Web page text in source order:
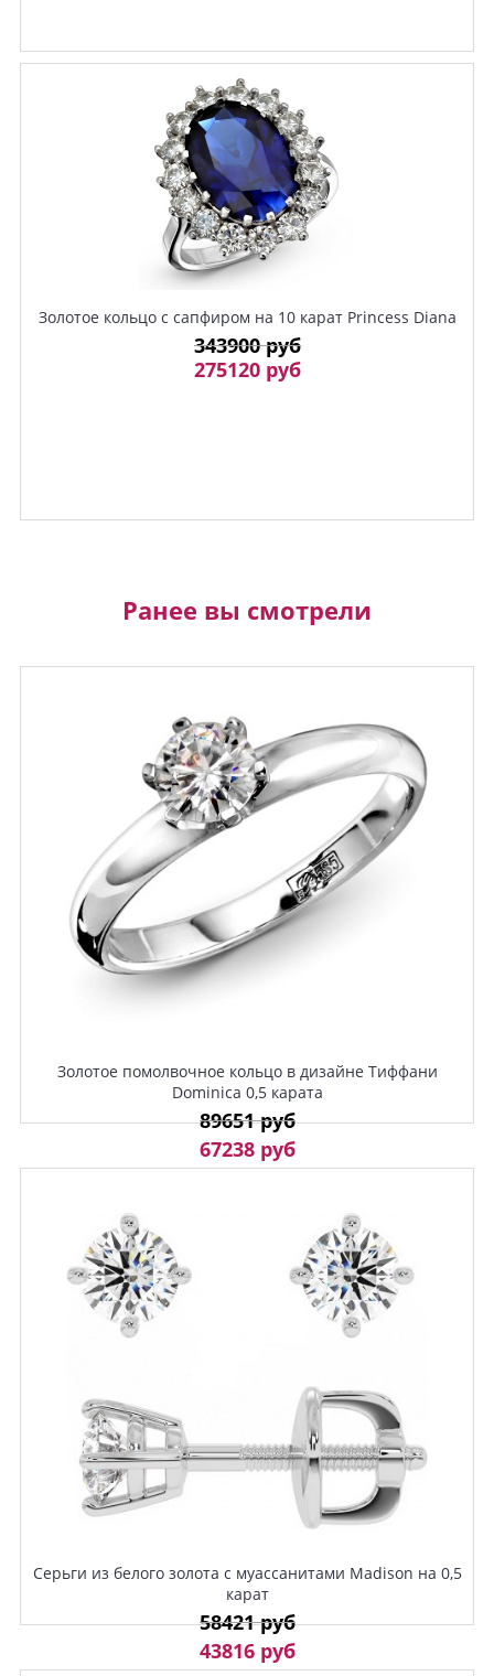
Золотое кольцо с сапфиром на 10 карат Princess Diana
343900 руб
275120 руб
Ранее вы смотрели
Золотое помолвочное кольцо в дизайне Тиффани
Dominica 0,5 карата
89651 руб
67238 руб
Серьги из белого золота с муассанитами Madison на 0,5
карат
58421 руб
43816 руб